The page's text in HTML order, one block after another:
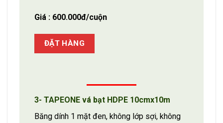
Giá : 600.000đ/cuộn
ĐẶT HÀNG
3- TAPEONE vá bạt HDPE 10cmx10m
Băng dính 1 mặt đen, không lớp sợi, không